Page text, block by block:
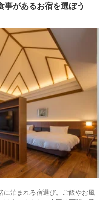
事があるお宿を選ぼう
に泊まれる宿選び。ご飯やお風